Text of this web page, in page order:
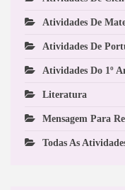
Atividades De
Atividades De
Atividades Do 1º
Literatura
Mensagem Para
Todas As